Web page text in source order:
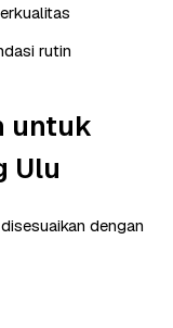
rutin
untuk
Ulu
dengan